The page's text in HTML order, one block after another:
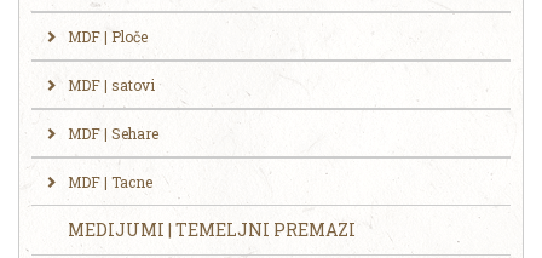
MDF | Ploče
MDF | satovi
MDF | Sehare
MDF | Tacne
MEDIJUMI | TEMELJNI PREMAZI